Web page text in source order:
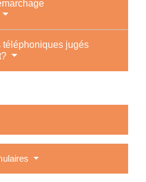
téléphoniques jugés